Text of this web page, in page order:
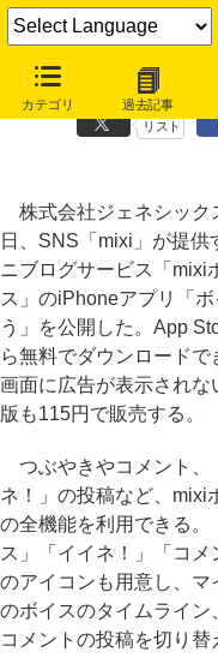
カテゴリ 過去記事
ジェネシックス、mixiボイ
リスト
株式会社ジェネシック
日、SNS「mixi」が提供
ニブログサービス「mixi
ス」のiPhoneアプリ「ボ
う」を公開した。App
ら無料でダウンロードで
画面に広告が表示されな
版も115円で販売する。
つぶやきやコメント、
ネ！」の投稿など、mixi
の全機能を利用できる。
ス」「イイネ！」「コメ
のアイコンも用意し、マ
のボイスのタイムライン
コメントの投稿を切り替